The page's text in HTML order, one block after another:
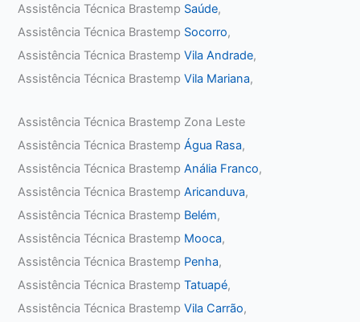
Assistência Técnica Brastemp Saúde,
Assistência Técnica Brastemp Socorro,
Assistência Técnica BrastempVila Andrade,
Assistência Técnica BrastempVila Mariana,
Assistência Técnica Brastemp Zona Leste
Assistência Técnica BrastempÁgua Rasa,
Assistência Técnica BrastempAnália Franco,
Assistência Técnica BrastempAricanduva,
Assistência Técnica Brastemp Belém,
Assistência Técnica Brastemp Mooca,
Assistência Técnica Brastemp Penha,
Assistência Técnica BrastempTatuapé,
Assistência Técnica BrastempVila Carrão,